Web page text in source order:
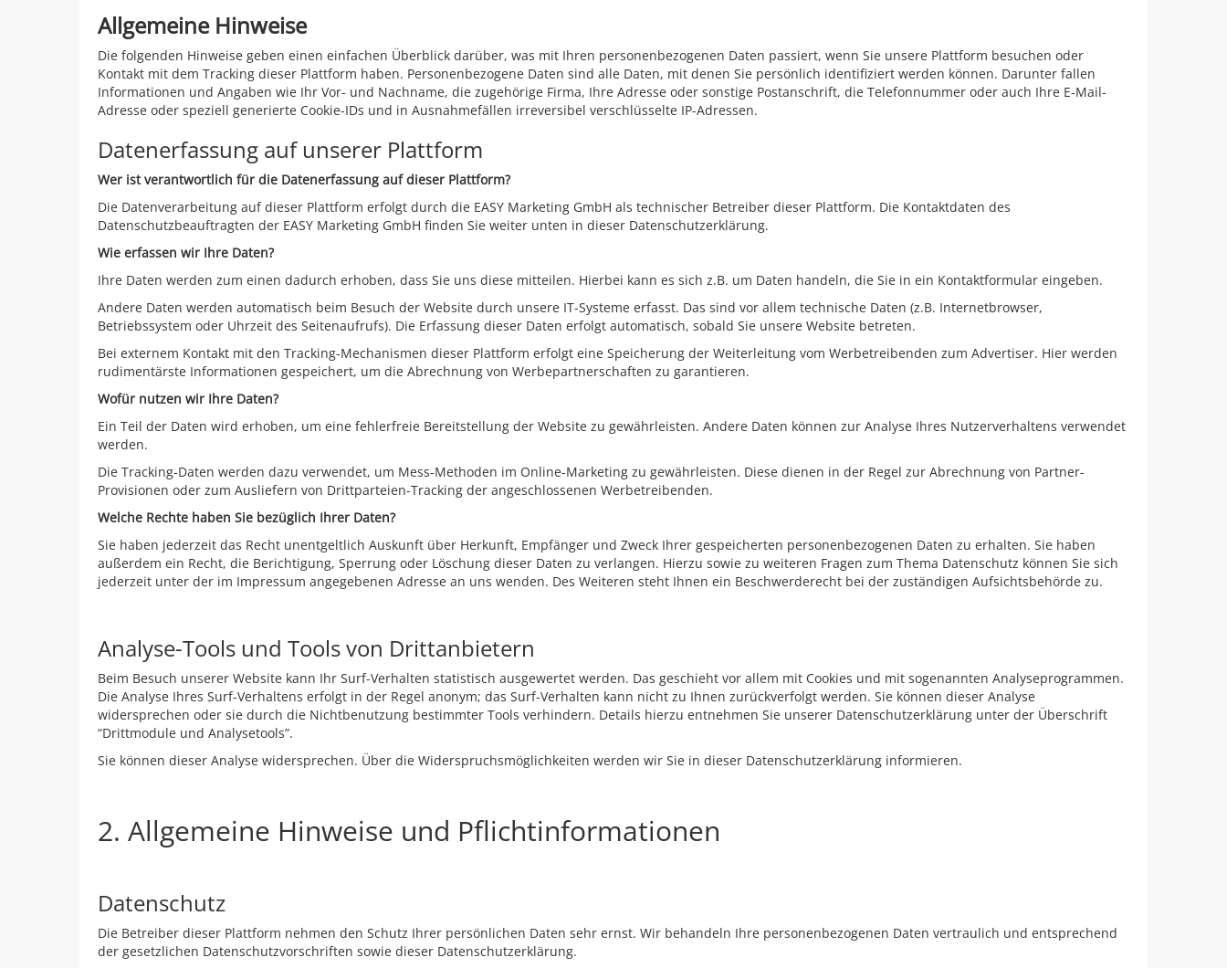
Allgemeine Hinweise
Die folgenden Hinweise geben einen einfachen Überblick darüber, was mit Ihren personenbezogenen Daten passiert, wenn Sie unsere Plattform besuchen oder
Kontakt mit dem Tracking dieser Plattform haben. Personenbezogene Daten sind alle Daten, mit denen Sie persönlich identifiziert werden können. Darunter fallen
Informationen und Angaben wie Ihr Vor- und Nachname, die zugehörige Firma, Ihre Adresse oder sonstige Postanschrift, die Telefonnummer oder auch Ihre E-Mail-
Adresse oder speziell generierte Cookie-IDs und in Ausnahmefällen irreversibel verschlüsselte IP-Adressen.
Datenerfassung auf unserer Plattform
Wer ist verantwortlich für die Datenerfassung auf dieser Plattform?
Die Datenverarbeitung auf dieser Plattform erfolgt durch die EASY Marketing GmbH als technischer Betreiber dieser Plattform. Die Kontaktdaten des
Datenschutzbeauftragten der EASY Marketing GmbH finden Sie weiter unten in dieser Datenschutzerklärung.
Wie erfassen wir Ihre Daten?
Ihre Daten werden zum einen dadurch erhoben, dass Sie uns diese mitteilen. Hierbei kann es sich z.B. um Daten handeln, die Sie in ein Kontaktformular eingeben.
Andere Daten werden automatisch beim Besuch der Website durch unsere IT-Systeme erfasst. Das sind vor allem technische Daten (z.B. Internetbrowser,
Betriebssystem oder Uhrzeit des Seitenaufrufs). Die Erfassung dieser Daten erfolgt automatisch, sobald Sie unsere Website betreten.
Bei externem Kontakt mit den Tracking-Mechanismen dieser Plattform erfolgt eine Speicherung der Weiterleitung vom Werbetreibenden zum Advertiser. Hier werden
rudimentärste Informationen gespeichert, um die Abrechnung von Werbepartnerschaften zu garantieren.
Wofür nutzen wir Ihre Daten?
Ein Teil der Daten wird erhoben, um eine fehlerfreie Bereitstellung der Website zu gewährleisten. Andere Daten können zur Analyse Ihres Nutzerverhaltens verwendet
werden.
Die Tracking-Daten werden dazu verwendet, um Mess-Methoden im Online-Marketing zu gewährleisten. Diese dienen in der Regel zur Abrechnung von Partner-
Provisionen oder zum Ausliefern von Drittparteien-Tracking der angeschlossenen Werbetreibenden.
Welche Rechte haben Sie bezüglich Ihrer Daten?
Sie haben jederzeit das Recht unentgeltlich Auskunft über Herkunft, Empfänger und Zweck Ihrer gespeicherten personenbezogenen Daten zu erhalten. Sie haben
außerdem ein Recht, die Berichtigung, Sperrung oder Löschung dieser Daten zu verlangen. Hierzu sowie zu weiteren Fragen zum Thema Datenschutz können Sie sich
jederzeit unter der im Impressum angegebenen Adresse an uns wenden. Des Weiteren steht Ihnen ein Beschwerderecht bei der zuständigen Aufsichtsbehörde zu.
Analyse-Tools und Tools von Drittanbietern
Beim Besuch unserer Website kann Ihr Surf-Verhalten statistisch ausgewertet werden. Das geschieht vor allem mit Cookies und mit sogenannten Analyseprogrammen.
Die Analyse Ihres Surf-Verhaltens erfolgt in der Regel anonym; das Surf-Verhalten kann nicht zu Ihnen zurückverfolgt werden. Sie können dieser Analyse
widersprechen oder sie durch die Nichtbenutzung bestimmter Tools verhindern. Details hierzu entnehmen Sie unserer Datenschutzerklärung unter der Überschrift
“Drittmodule und Analysetools”.
Sie können dieser Analyse widersprechen. Über die Widerspruchsmöglichkeiten werden wir Sie in dieser Datenschutzerklärung informieren.
2. Allgemeine Hinweise und Pflichtinformationen
Datenschutz
Die Betreiber dieser Plattform nehmen den Schutz Ihrer persönlichen Daten sehr ernst. Wir behandeln Ihre personenbezogenen Daten vertraulich und entsprechend
der gesetzlichen Datenschutzvorschriften sowie dieser Datenschutzerklärung.